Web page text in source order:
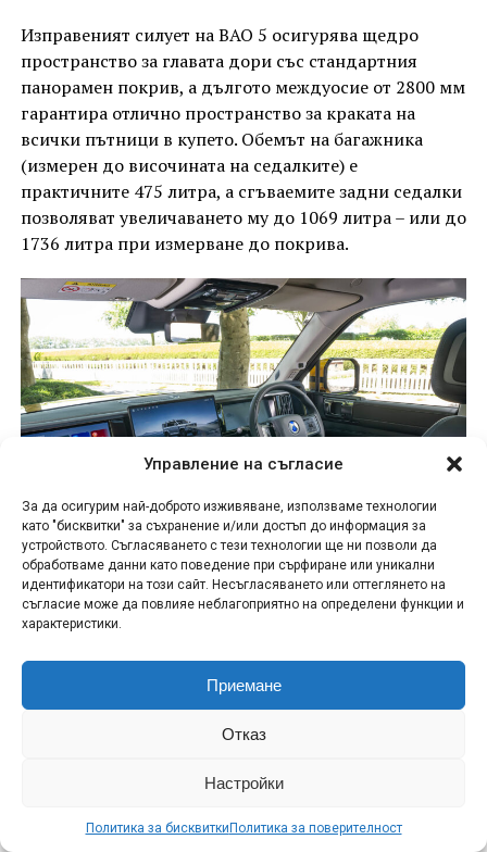
Управление на съгласие
За да осигурим най-доброто изживяване, използваме технологии
като "бисквитки" за съхранение и/или достъп до информация за
устройството. Съгласяването с тези технологии ще ни позволи да
обработваме данни като поведение при сърфиране или уникални
идентификатори на този сайт. Несъгласяването или оттеглянето на
съгласие може да повлияе неблагоприятно на определени функции и
характеристики.
Приемане
Отказ
Настройки
Политика за бисквитки Политика за поверителност
Изправеният силует на BAO 5 осигурява щедро
пространство за главата дори със стандартния
панорамен покрив, а дългото междуосие от 2800 мм
гарантира отлично пространство за краката на
всички пътници в купето. Обемът на багажника
(измерен до височината на седалките) е
практичните 475 литра, а сгъваемите задни седалки
позволяват увеличаването му до 1069 литра – или до
1736 литра при измерване до покрива.
снимка: ПР
КЛАСА ПРОИЗВОДИТЕЛНОСТ С
ИЗКЛЮЧИТЕЛНА ЕФЕКТИВНОСТ